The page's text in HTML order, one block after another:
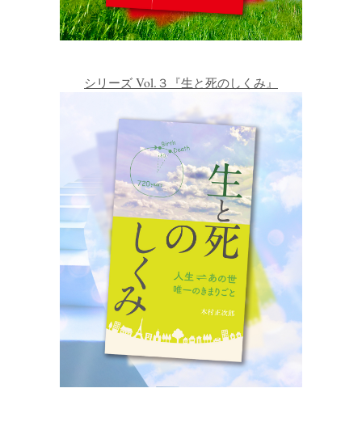
シリーズ Vol.３『生と死のしくみ』